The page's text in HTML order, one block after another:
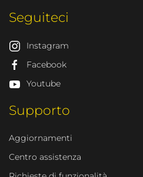
Seguiteci
Instagram
Facebook
Youtube
Supporto
Aggiornamenti
Centro assistenza